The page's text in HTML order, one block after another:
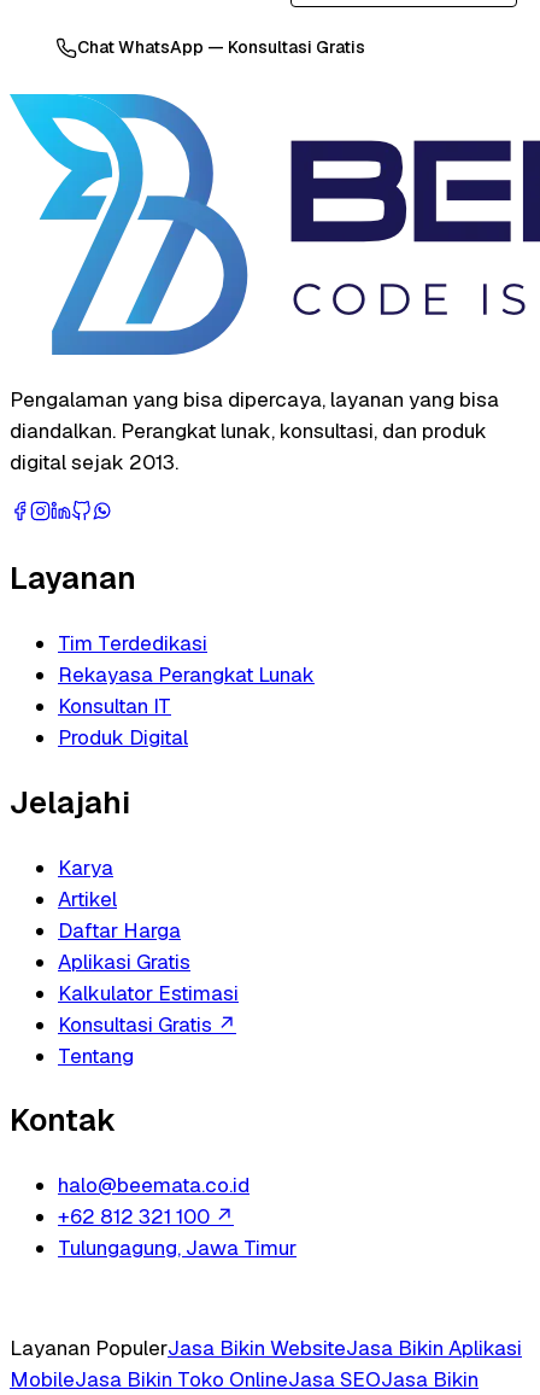
Chat WhatsApp — Konsultasi Gratis
Pengalaman yang bisa dipercaya, layanan yang bisa
diandalkan. Perangkat lunak, konsultasi, dan produk
digital sejak 2013.
Layanan
Tim Terdedikasi
Rekayasa Perangkat Lunak
Konsultan IT
Produk Digital
Jelajahi
Karya
Artikel
Daftar Harga
Aplikasi Gratis
Kalkulator Estimasi
Konsultasi Gratis ↗
Tentang
Kontak
halo@beemata.co.id
+62 812 321 100 ↗
Tulungagung, Jawa Timur
Layanan PopulerJasa Bikin WebsiteJasa Bikin Aplikasi
MobileJasa Bikin Toko OnlineJasa SEOJasa Bikin